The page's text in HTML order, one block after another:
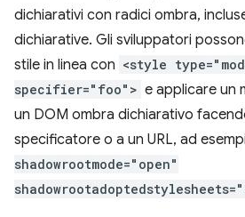
dichiarativi con radici ombra,
dichiarative. Gli sviluppatori
stile in linea con <style
specifier="foo"> e applicare un
un DOM ombra dichiarativo
specificatore o a un URL, ad
shadowrootmode="open"